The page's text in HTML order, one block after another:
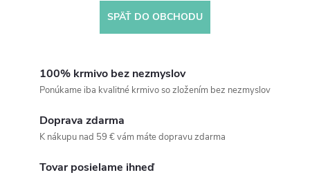
SPÄŤ DO OBCHODU
100% krmivo bez nezmyslov
Ponúkame iba kvalitné krmivo so zložením bez nezmyslov
Doprava zdarma
K nákupu nad 59 € vám máte dopravu zdarma
Tovar posielame ihneď